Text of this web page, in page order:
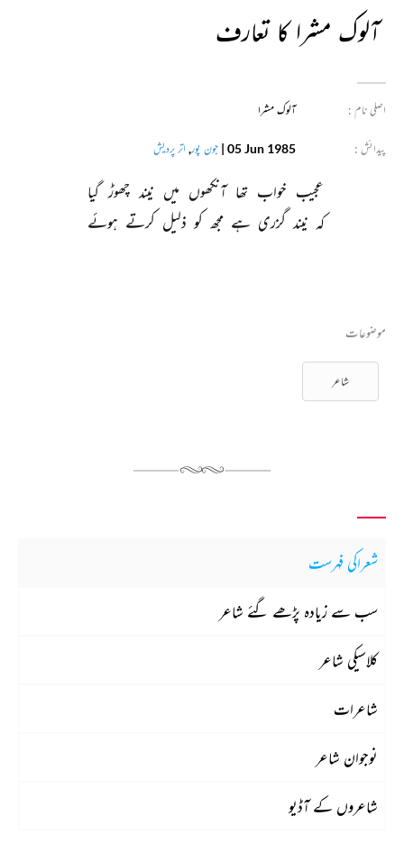
آلوک مشرا کا تعارف
اصلی نام : آلوک مشرا
پیدائش : 05 Jun 1985
| جون پور, اتر پردیش
عجیب خواب تھا آنکھوں میں نیند چھوڑ گیا
کہ نیند گزری ہے مجھ کو ذلیل کرتے ہوئے
موضوعات
شاعر
شعراکی فہرست
سب سے زیادہ پڑھے گئے شاعر
کلاسیکی شاعر
شاعرات
نوجوان شاعر
شاعروں کے آڈیو